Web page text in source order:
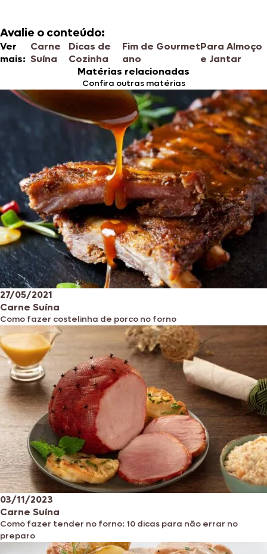
Avalie o conteúdo:
Ver
mais:
Carne
Suína
Dicas de
Cozinha
Fim de
ano
GourmetPara Almoço
e Jantar
Matérias relacionadas
Confira outras matérias
27/05/2021
Carne Suína
Como fazer costelinha de porco no forno
03/11/2023
Carne Suína
Como fazer tender no forno: 10 dicas para não errar no
preparo